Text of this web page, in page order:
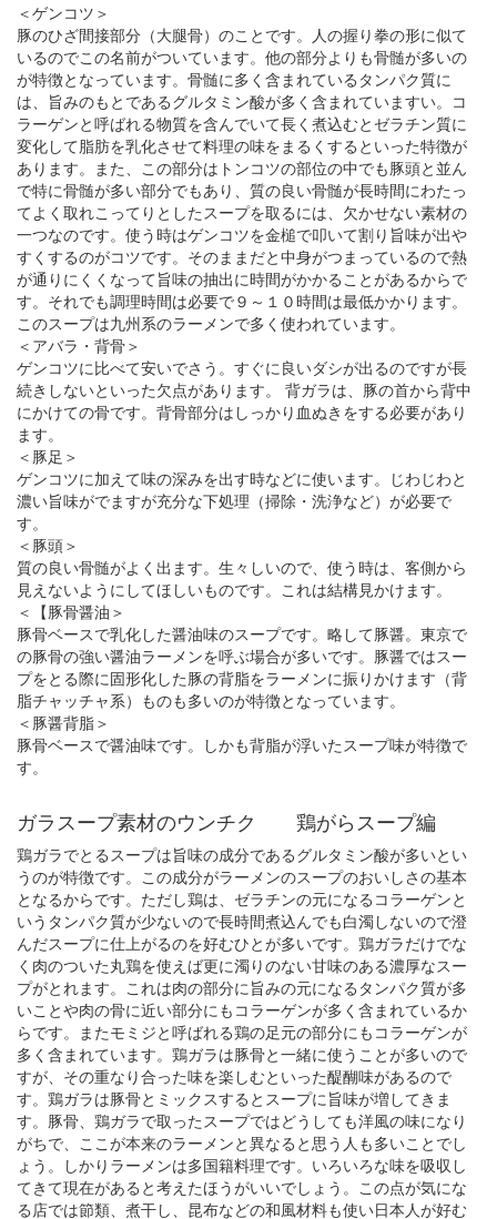
＜ゲンコツ＞
豚のひざ間接部分（大腿骨）のことです。人の握り拳の形に似て
いるのでこの名前がついています。他の部分よりも骨髄が多いの
が特徴となっています。骨髄に多く含まれているタンパク質に
は、旨みのもとであるグルタミン酸が多く含まれていますい。コ
ラーゲンと呼ばれる物質を含んでいて長く煮込むとゼラチン質に
変化して脂肪を乳化させて料理の味をまるくするといった特徴が
あります。また、この部分はトンコツの部位の中でも豚頭と並ん
で特に骨髄が多い部分でもあり、質の良い骨髄が長時間にわたっ
てよく取れこってりとしたスープを取るには、欠かせない素材の
一つなのです。使う時はゲンコツを金槌で叩いて割り旨味が出や
すくするのがコツです。そのままだと中身がつまっているので熱
が通りにくくなって旨味の抽出に時間がかかることがあるからで
す。それでも調理時間は必要で９～１０時間は最低かかります。
このスープは九州系のラーメンで多く使われています。
＜アバラ・背骨＞
ゲンコツに比べて安いでさう。すぐに良いダシが出るのですが長
続きしないといった欠点があります。 背ガラは、豚の首から背中
にかけての骨です。背骨部分はしっかり血ぬきをする必要があり
ます。
＜豚足＞
ゲンコツに加えて味の深みを出す時などに使います。じわじわと
濃い旨味がでますが充分な下処理（掃除・洗浄など）が必要で
す。
＜豚頭＞
質の良い骨髄がよく出ます。生々しいので、使う時は、客側から
見えないようにしてほしいものです。これは結構見かけます。
＜【豚骨醤油＞
豚骨ベースで乳化した醤油味のスープです。略して豚醤。東京で
の豚骨の強い醤油ラーメンを呼ぶ場合が多いです。豚醤ではスー
プをとる際に固形化した豚の背脂をラーメンに振りかけます（背
脂チャッチャ系）ものも多いのが特徴となっています。
＜豚醤背脂＞
豚骨ベースで醤油味です。しかも背脂が浮いたスープ味が特徴で
す。
ガラスープ素材のウンチク 鶏がらスープ編
鶏ガラでとるスープは旨味の成分であるグルタミン酸が多いとい
うのが特徴です。この成分がラーメンのスープのおいしさの基本
となるからです。ただし鶏は、ゼラチンの元になるコラーゲンと
いうタンパク質が少ないので長時間煮込んでも白濁しないので澄
んだスープに仕上がるのを好むひとが多いです。鶏ガラだけでな
く肉のついた丸鶏を使えば更に濁りのない甘味のある濃厚なスー
プがとれます。これは肉の部分に旨みの元になるタンパク質が多
いことや肉の骨に近い部分にもコラーゲンが多く含まれているか
らです。またモミジと呼ばれる鶏の足元の部分にもコラーゲンが
多く含まれています。鶏ガラは豚骨と一緒に使うことが多いので
すが、その重なり合った味を楽しむといった醍醐味があるので
す。鶏ガラは豚骨とミックスするとスープに旨味が増してきま
す。豚骨、鶏ガラで取ったスープではどうしても洋風の味になり
がちで、ここが本来のラーメンと異なると思う人も多いことでし
ょう。しかりラーメンは多国籍料理です。いろいろな味を吸収し
てきて現在があると考えたほうがいいでしょう。この点が気にな
る店では節類、煮干し、昆布などの和風材料も使い日本人が好む